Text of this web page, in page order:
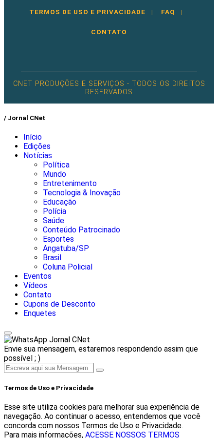
TERMOS DE USO E PRIVACIDADE | FAQ |
CONTATO
CNET PRODUÇÕES E SERVIÇOS - TODOS OS DIREITOS
RESERVADOS
/ Jornal CNet
Início
Edições
Notícias
Política
Mundo
Entretenimento
Tecnologia & Inovação
Educação
Polícia
Saúde
Conteúdo Patrocinado
Esportes
Angatuba/SP
Brasil
Coluna Policial
Eventos
Vídeos
Contato
Cupons de Desconto
Enquetes
Jornal CNet
Envie sua mensagem, estaremos respondendo assim que
possível ; )
Termos de Uso e Privacidade
Esse site utiliza cookies para melhorar sua experiência de
navegação. Ao continuar o acesso, entendemos que você
concorda com nossos Termos de Uso e Privacidade.
Para mais informações, ACESSE NOSSOS TERMOS